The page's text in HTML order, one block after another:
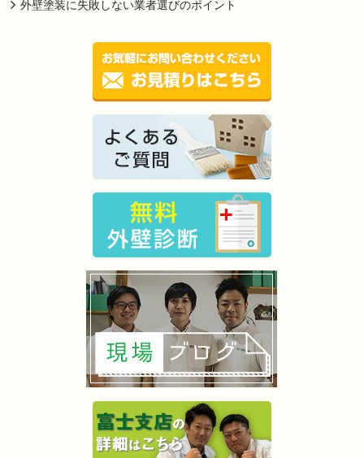
外壁塗装に失敗しない業者選びのポイント